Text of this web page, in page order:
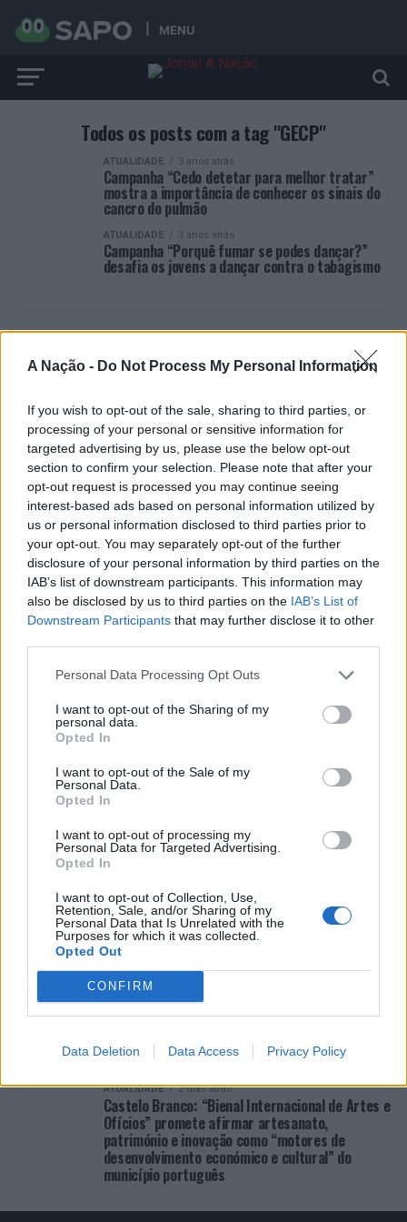
A Nação - Do Not Process My Personal Information
If you wish to opt-out of the sale, sharing to third parties, or
processing of your personal or sensitive information for
targeted advertising by us, please use the below opt-out
section to confirm your selection. Please note that after your
opt-out request is processed you may continue seeing
interest-based ads based on personal information utilized by
us or personal information disclosed to third parties prior to
your opt-out. You may separately opt-out of the further
disclosure of your personal information by third parties on the
IAB’s list of downstream participants. This information may
also be disclosed by us to third parties on the IAB’s List of
Downstream Participants that may further disclose it to other
Personal Data Processing Opt Outs
I want to opt-out of the Sharing of my
personal data.
Opted In
I want to opt-out of the Sale of my
Personal Data.
Opted In
I want to opt-out of processing my
Personal Data for Targeted Advertising.
Opted In
I want to opt-out of Collection, Use,
Retention, Sale, and/or Sharing of my
Personal Data that Is Unrelated with the
Purposes for which it was collected.
Opted Out
CONFIRM
Data Deletion Data Access Privacy Policy
MENU
Todos os posts com a tag "GECP"
ATUALIDADE 3 anos atrás
Campanha “Cedo detetar para melhor tratar”
mostra a importância de conhecer os sinais do
cancro do pulmão
ATUALIDADE 3 anos atrás
Campanha “Porquê fumar se podes dançar?”
desafia os jovens a dançar contra o tabagismo
Cultura digital pode “comprometer” a criatividade antes
de “provocar” mudanças genéticas, diz neurocientista
“Millennium Estoril Open 2026” regressou ao circuito ATP
com vitória do francês Luca Van Assche
Castelo Branco: “Bienal Internacional de Artes e Ofícios”
promete afirmar artesanato, património e inovação como
“motores de desenvolvimento económico e cultural” do
município português
valorização imobiliária como motores do crescimento da
Rio de Janeiro: Governo do Estado propõe parceria com a
exterior”
COMENTÁRIOS RECENTES
ÚLTIMAS DESTAQUE
ATUALIDADE 16 horas atrás
Cultura digital pode “comprometer” a
criatividade antes de “provocar” mudanças
genéticas, diz neurocientista
circuito ATP com vitória do francês Luca Van
Assche
ATUALIDADE 2 dias atrás
Castelo Branco: “Bienal Internacional de Artes e
Ofícios” promete afirmar artesanato,
património e inovação como “motores de
desenvolvimento económico e cultural” do
município português